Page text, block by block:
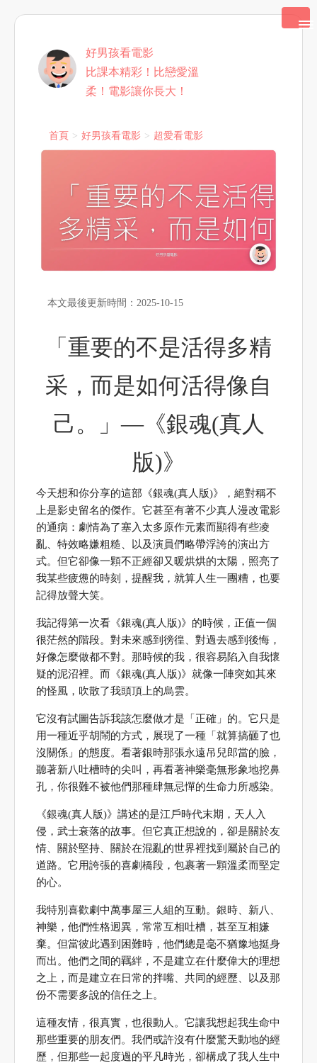
好男孩看電影
比課本精彩！比戀愛溫
柔！電影讓你長大！
首頁 好男孩看電影 超愛看電影
本文最後更新時間：2025-10-15
「重要的不是活得多精
采，而是如何活得像自
己。」—《銀魂(真人
版)》
今天想和你分享的這部《銀魂(真人版)》，絕對稱不
上是影史留名的傑作。它甚至有著不少真人漫改電影
的通病：劇情為了塞入太多原作元素而顯得有些凌
亂、特效略嫌粗糙、以及演員們略帶浮誇的演出方
式。但它卻像一顆不正經卻又暖烘烘的太陽，照亮了
我某些疲憊的時刻，提醒我，就算人生一團糟，也要
記得放聲大笑。
我記得第一次看《銀魂(真人版)》的時候，正值一個
很茫然的階段。對未來感到徬徨、對過去感到後悔，
好像怎麼做都不對。那時候的我，很容易陷入自我懷
疑的泥沼裡。而《銀魂(真人版)》就像一陣突如其來
的怪風，吹散了我頭頂上的烏雲。
它沒有試圖告訴我該怎麼做才是「正確」的。它只是
用一種近乎胡鬧的方式，展現了一種「就算搞砸了也
沒關係」的態度。看著銀時那張永遠吊兒郎當的臉，
聽著新八吐槽時的尖叫，再看著神樂毫無形象地挖鼻
孔，你很難不被他們那種肆無忌憚的生命力所感染。
《銀魂(真人版)》講述的是江戶時代末期，天人入
侵，武士衰落的故事。但它真正想說的，卻是關於友
情、關於堅持、關於在混亂的世界裡找到屬於自己的
道路。它用誇張的喜劇橋段，包裹著一顆溫柔而堅定
的心。
我特別喜歡劇中萬事屋三人組的互動。銀時、新八、
神樂，他們性格迥異，常常互相吐槽，甚至互相嫌
棄。但當彼此遇到困難時，他們總是毫不猶豫地挺身
而出。他們之間的羈絆，不是建立在什麼偉大的理想
之上，而是建立在日常的拌嘴、共同的經歷、以及那
份不需要多說的信任之上。
這種友情，很真實，也很動人。它讓我想起我生命中
那些重要的朋友們。我們或許沒有什麼驚天動地的經
歷，但那些一起度過的平凡時光，卻構成了我人生中